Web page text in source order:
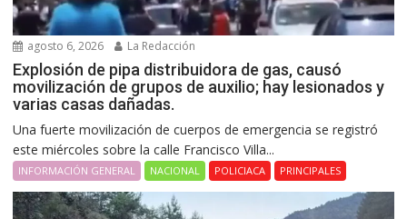
agosto 6, 2026 La Redacción
Explosión de pipa distribuidora de gas, causó
movilización de grupos de auxilio; hay lesionados y
varias casas dañadas.
Una fuerte movilización de cuerpos de emergencia se registró
este miércoles sobre la calle Francisco Villa...
INFORMACIÓN GENERAL NACIONAL POLICIACA PRINCIPALES